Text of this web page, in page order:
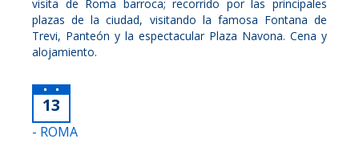
visita de Roma barroca; recorrido por las principales
plazas de la ciudad, visitando la famosa Fontana de
Trevi, Panteón y la espectacular Plaza Navona. Cena y
alojamiento.
13
- ROMA